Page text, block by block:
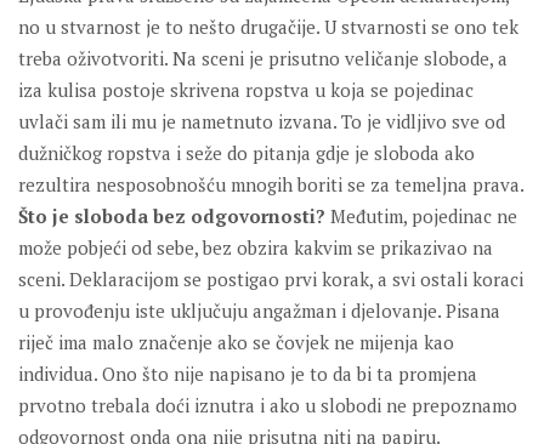
no u stvarnost je to nešto drugačije. U stvarnosti se ono tek
treba oživotvoriti. Na sceni je prisutno veličanje slobode, a
iza kulisa postoje skrivena ropstva u koja se pojedinac
uvlači sam ili mu je nametnuto izvana. To je vidljivo sve od
dužničkog ropstva i seže do pitanja gdje je sloboda ako
rezultira nesposobnošću mnogih boriti se za temeljna prava.
Što je sloboda bez odgovornosti? Međutim, pojedinac ne
može pobjeći od sebe, bez obzira kakvim se prikazivao na
sceni. Deklaracijom se postigao prvi korak, a svi ostali koraci
u provođenju iste uključuju angažman i djelovanje. Pisana
riječ ima malo značenje ako se čovjek ne mijenja kao
individua. Ono što nije napisano je to da bi ta promjena
prvotno trebala doći iznutra i ako u slobodi ne prepoznamo
odgovornost onda ona nije prisutna niti na papiru.